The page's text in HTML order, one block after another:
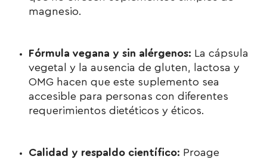
magnesio.
Fórmula vegana y sin alérgenos: La cápsula
vegetal y la ausencia de gluten, lactosa y
OMG hacen que este suplemento sea
accesible para personas con diferentes
requerimientos dietéticos y éticos.
Calidad y respaldo científico: Proage